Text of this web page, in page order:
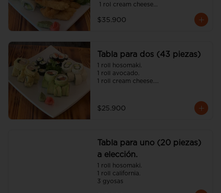
1 rol cream cheese
1 roll california
unagui 4 palitos).
$35.900
Tabla para dos (43 piezas)
1 roll hosomaki.
1 roll avocado.
1 roll cream cheese.
$25.900
Tabla para uno (20 piezas)
a elección.
1 roll hosomaki.
1 roll california.
3 gyosas